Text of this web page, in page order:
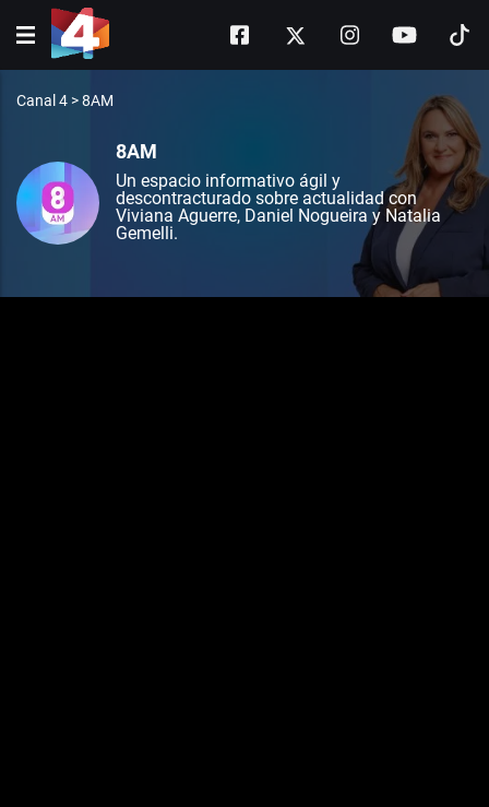
Canal 4 >8AM
8AM
Un espacio informativo ágil y
descontracturado sobre actualidad con
Viviana Aguerre, Daniel Nogueira y Natalia
Gemelli.